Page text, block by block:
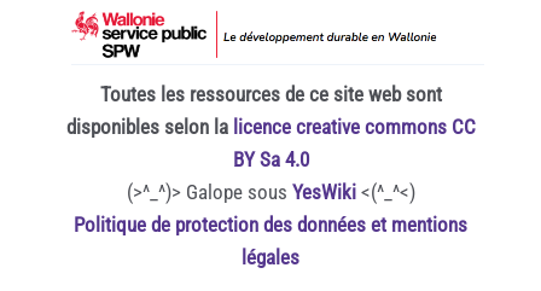
Toutes les ressources de ce site web sont
disponibles selon la licence creative commons CC
BY Sa 4.0
(>^_^)> Galope sous YesWiki<(^_^<)
Politique de protection des données et mentions
légales